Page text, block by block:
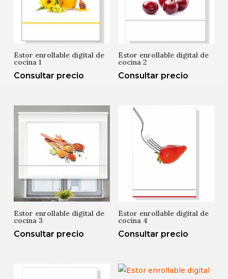
Estor enrollable digital de
cocina 1
Consultar precio
Estor enrollable digital de
cocina 2
Consultar precio
Estor enrollable digital de
cocina 3
Consultar precio
Estor enrollable digital de
cocina 4
Consultar precio